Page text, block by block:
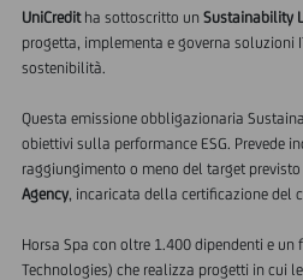
UniCreditha sottoscritto unSustainability
progetta, implementa e governa
sostenibilità.
Questa emissione obbligazionaria
obiettivi sulla performance ESG. Prevede
raggiungimento o meno del target
Agency, incaricata della certificazione del
Horsa Spa con oltre 1.400 dipendenti e
Technologies) che realizza progetti in cui